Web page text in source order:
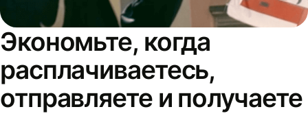
Экономьте, когда
расплачиваетесь,
отправляете и получаете